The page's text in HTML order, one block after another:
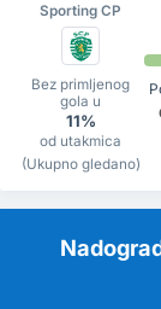
Sporting CP
Bez primljenog
gola u
11%
od utakmica
(Ukupno gledano)